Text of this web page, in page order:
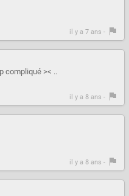
il y a 7 ans -
compliqué >< ..
il y a 8 ans -
il y a 8 ans -